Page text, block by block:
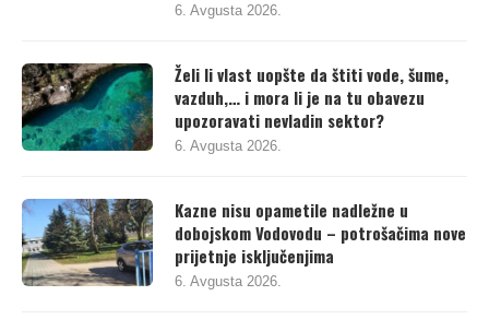
6. Avgusta 2026.
Želi li vlast uopšte da štiti vode, šume,
vazduh,… i mora li je na tu obavezu
upozoravati nevladin sektor?
6. Avgusta 2026.
Kazne nisu opametile nadležne u
dobojskom Vodovodu – potrošačima nove
prijetnje isključenjima
6. Avgusta 2026.